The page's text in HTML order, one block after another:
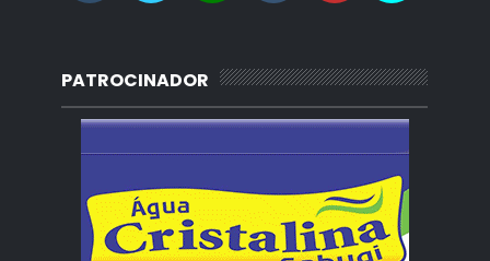
PATROCINADOR